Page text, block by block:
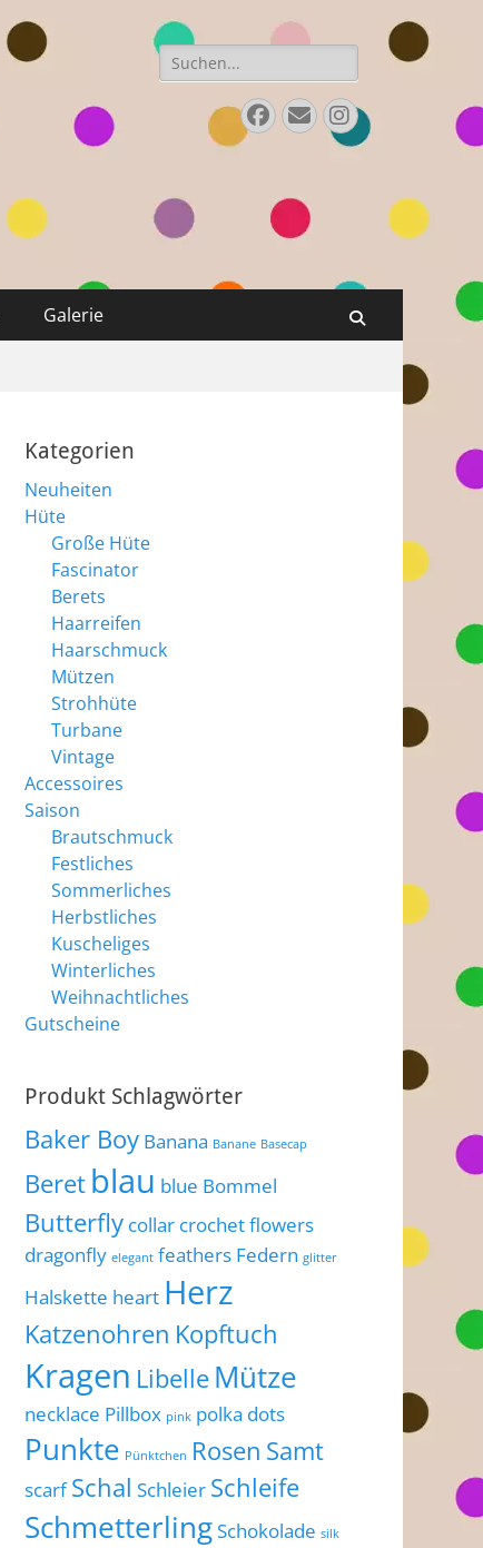
Suchen
nach:
Facebook
EmailInstagram
Galerie
Kategorien
Neuheiten
Hüte
Große Hüte
Fascinator
Berets
Haarreifen
Haarschmuck
Mützen
Strohhüte
Turbane
Vintage
Accessoires
Saison
Brautschmuck
Festliches
Sommerliches
Herbstliches
Kuscheliges
Winterliches
Weihnachtliches
Gutscheine
Produkt Schlagwörter
Baker Boy Banana Banane Basecap
Beret blau blue Bommel
Butterfly collar crochet flowers
dragonfly elegant feathers Federn glitter
Halskette heart Herz
Katzenohren Kopftuch
Kragen Libelle Mütze
necklace Pillbox pink polka dots
Punkte Pünktchen Rosen Samt
scarf Schal Schleier Schleife
SchmetterlingSchokolade silk